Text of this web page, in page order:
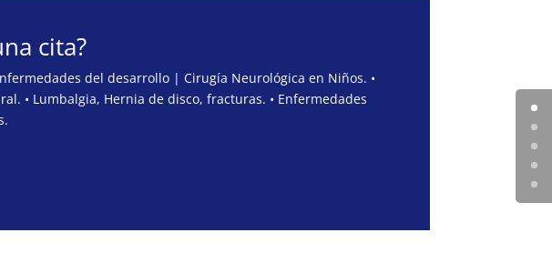
cita?
del desarrollo | Cirugía Neurológica en Niños. •
• Lumbalgia, Hernia de disco, fracturas. • Enfermedades